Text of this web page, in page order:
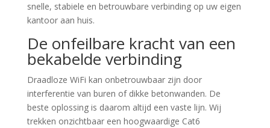
snelle, stabiele en betrouwbare verbinding op uw eigen
kantoor aan huis.
De onfeilbare kracht van een
bekabelde verbinding
Draadloze WiFi kan onbetrouwbaar zijn door
interferentie van buren of dikke betonwanden. De
beste oplossing is daarom altijd een vaste lijn. Wij
trekken onzichtbaar een hoogwaardige Cat6